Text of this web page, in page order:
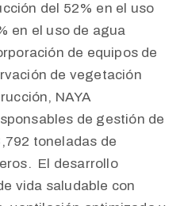
del 52% en el uso
en el uso de agua
de equipos de
de vegetación
NAYA
de gestión de
toneladas de
El desarrollo
vida saludable con